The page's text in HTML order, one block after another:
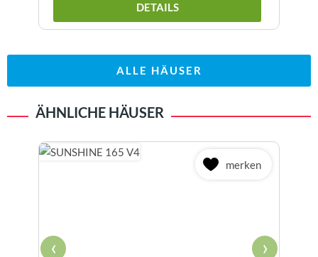
DETAILS
ALLE HÄUSER
ÄHNLICHE HÄUSER
merken
‹ ›